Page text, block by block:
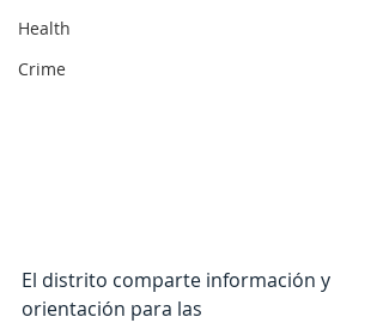
Health
Crime
El distrito comparte información y
orientación para las